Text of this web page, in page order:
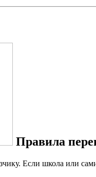
Правила
Если школа или